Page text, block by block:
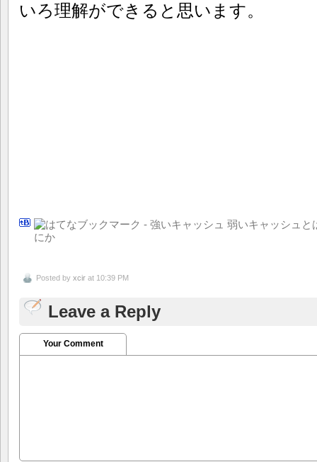
いろ理解ができると思います。
Posted by xcir at 10:39 PM
Leave a Reply
Your Comment